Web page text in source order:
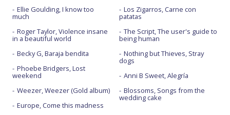
Ellie Goulding, I know too
much
Roger Taylor, Violence insane
in a beautiful world
Becky G, Baraja bendita
Phoebe Bridgers, Lost
weekend
Weezer, Weezer (Gold album)
Europe, Come this madness
Los Zigarros, Carne con
patatas
The Script, The user's guide to
being human
Nothing but Thieves, Stray
dogs
Anni B Sweet, Alegría
Blossoms, Songs from the
wedding cake